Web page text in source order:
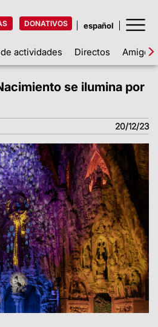
DONATIVOS
actividades Directos Amigos
se ilumina por
20/12/23